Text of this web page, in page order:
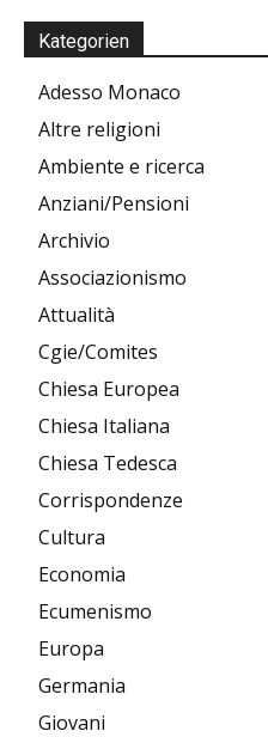
Kategorien
Adesso Monaco
Altre religioni
Ambiente e ricerca
Anziani/Pensioni
Archivio
Associazionismo
Attualità
Cgie/Comites
Chiesa Europea
Chiesa Italiana
Chiesa Tedesca
Corrispondenze
Cultura
Economia
Ecumenismo
Europa
Germania
Giovani